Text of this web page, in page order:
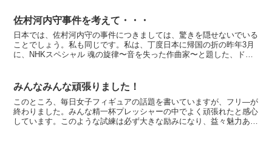
佐村河内守事件を考えて・・・
日本では、佐村河内守の事件につきましては、驚きを隠せないでいる
ことでしょう。私も同じです。私は、丁度日本に帰国の折の昨年3月
に、NHKスペシャル 魂の旋律〜音を失った作曲家〜と題した、ドキ
みんなみんな頑張りました！
このところ、毎日女子フィギュアの話題を書いていますが、フリ―が
終わりました。みんな精一杯プレッシャーの中でよく頑張れたと感心
しています。このような試練は必ず大きな励みになり、益々魅力ある